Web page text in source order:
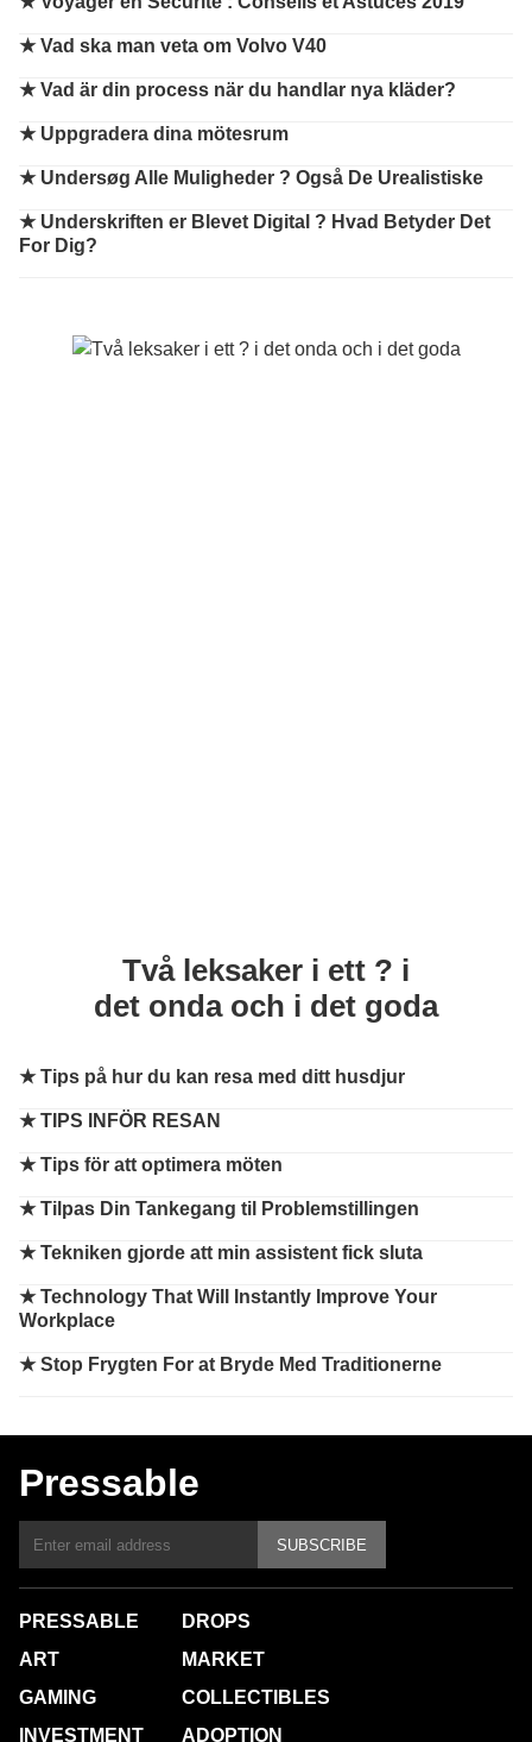
★Vad ska man veta om Volvo V40
★Vad är din process när du handlar nya kläder?
★ Uppgradera dina mötesrum
★ Undersøg Alle Muligheder ? Også De Urealistiske
★ Underskriften er Blevet Digital ? Hvad Betyder Det
For Dig?
Två leksaker i ett ? i
det onda och i det goda
★Tips på hur du kan resa med ditt husdjur
★TIPS INFÖR RESAN
★Tips för att optimera möten
★Tilpas Din Tankegang til Problemstillingen
★Tekniken gjorde att min assistent fick sluta
★Technology That Will Instantly Improve Your
Workplace
★Stop Frygten For at Bryde Med Traditionerne
Pressable
SUBSCRIBE
PRESSABLE
ART
GAMING
INVESTMENT
DROPS
MARKET
COLLECTIBLES
ADOPTION